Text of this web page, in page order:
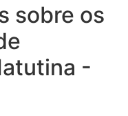
sobre os
-